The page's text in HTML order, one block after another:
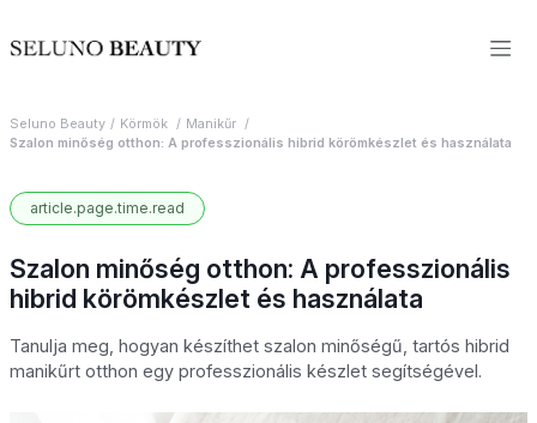
Seluno Beauty Körmök
Manikűr
Szalon minőség otthon: A professzionális hibrid körömkészlet és használata
article.page.time.read
Szalon minőség otthon: A professzionális
hibrid körömkészlet és használata
Tanulja meg, hogyan készíthet szalon minőségű, tartós hibrid
manikűrt otthon egy professzionális készlet segítségével.